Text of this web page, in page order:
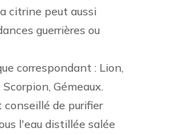
citrine peut aussi
guerrières ou
correspondant : Lion,
Gémeaux.
de purifier
l'eau distillée salée